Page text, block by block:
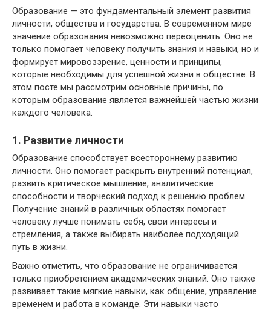
Образование — это фундаментальный элемент развития
личности, общества и государства. В современном мире
значение образования невозможно переоценить. Оно не
только помогает человеку получить знания и навыки, но и
формирует мировоззрение, ценности и принципы,
которые необходимы для успешной жизни в обществе. В
этом посте мы рассмотрим основные причины, по
которым образование является важнейшей частью жизни
каждого человека.
1. Развитие личности
Образование способствует всестороннему развитию
личности. Оно помогает раскрыть внутренний потенциал,
развить критическое мышление, аналитические
способности и творческий подход к решению проблем.
Получение знаний в различных областях помогает
человеку лучше понимать себя, свои интересы и
стремления, а также выбирать наиболее подходящий
путь в жизни.
Важно отметить, что образование не ограничивается
только приобретением академических знаний. Оно также
развивает такие мягкие навыки, как общение, управление
временем и работа в команде. Эти навыки часто